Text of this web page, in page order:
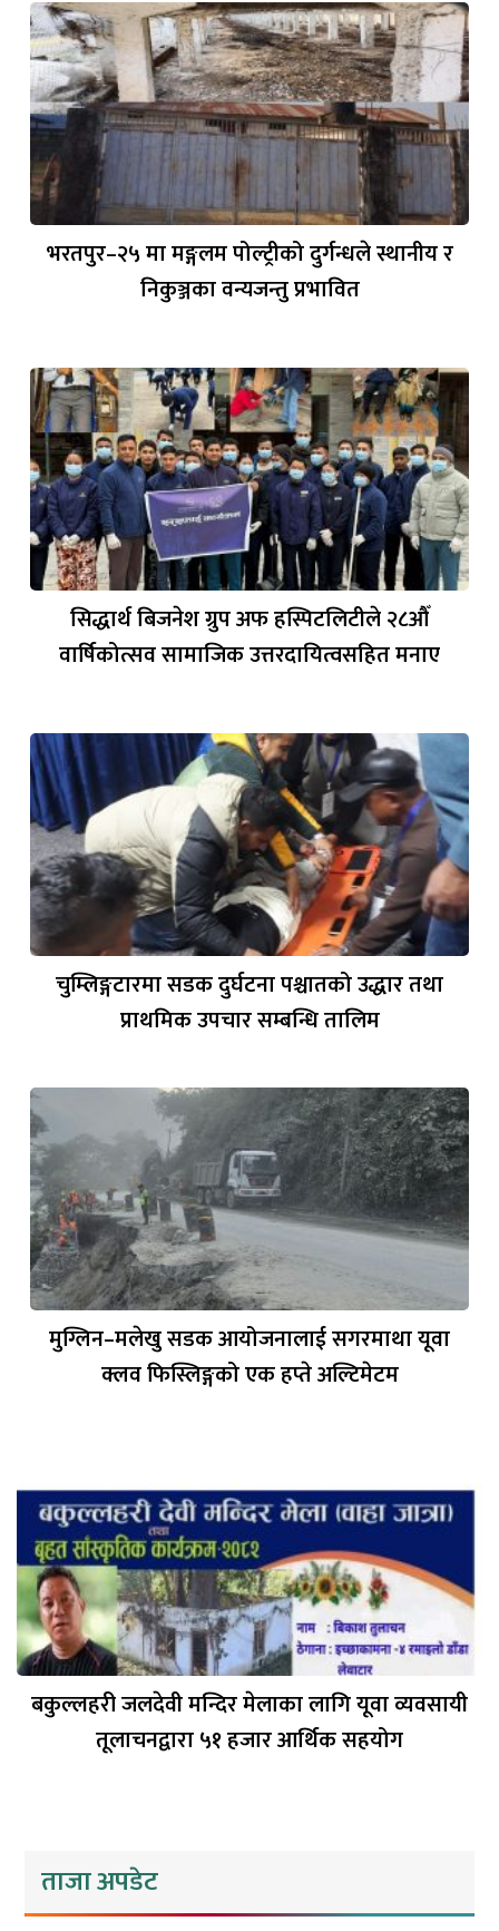
भरतपुर–२५ मा मङ्गलम पोल्ट्रीको दुर्गन्धले स्थानीय र
निकुञ्जका वन्यजन्तु प्रभावित
सिद्धार्थ बिजनेश ग्रुप अफ हस्पिटलिटीले २८औँ
वार्षिकोत्सव सामाजिक उत्तरदायित्वसहित मनाए
चुम्लिङ्गटारमा सडक दुर्घटना पश्चातको उद्धार तथा
प्राथमिक उपचार सम्बन्धि तालिम
मुग्लिन–मलेखु सडक आयोजनालाई सगरमाथा यूवा
क्लव फिस्लिङ्गको एक हप्ते अल्टिमेटम
बकुल्लहरी जलदेवी मन्दिर मेलाका लागि यूवा व्यवसायी
तूलाचनद्वारा ५१ हजार आर्थिक सहयोग
ताजा अपडेट